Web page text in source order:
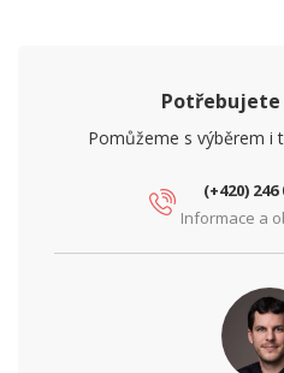
Vstupní napětí (V)Pomůžeme s výběrem i
(+420) 246
Informace a